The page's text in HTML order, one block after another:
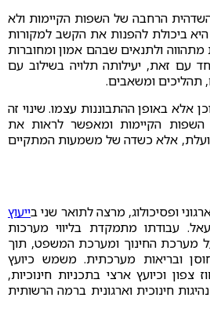
הרחבה של השפות הקיימות ולא
ביכולת להפנות את הקשב למקורות
ולתנאים שבהם אמון ומחוברות
עם זאת, יעילותה תלויה בשילוב עם
תהליכים ומשאבים.
אלא באופן ההתבוננות עצמו. שינוי זה
השפות הקיימות ומאפשר לראות את
אלא כשדה של משמעות המתקיים
ופסיכולוג, מרצה לתואר שני בייעוץ
עבודתו מתמקדת בליווי מערכות
מערכת החינוך ומערכת המשפט, תוך
ובריאות מערכתית. משמש כיועץ
וכיועץ ארצי בתכניות חינוכיות,
חינוכית וארגונית ברמה הרשותית